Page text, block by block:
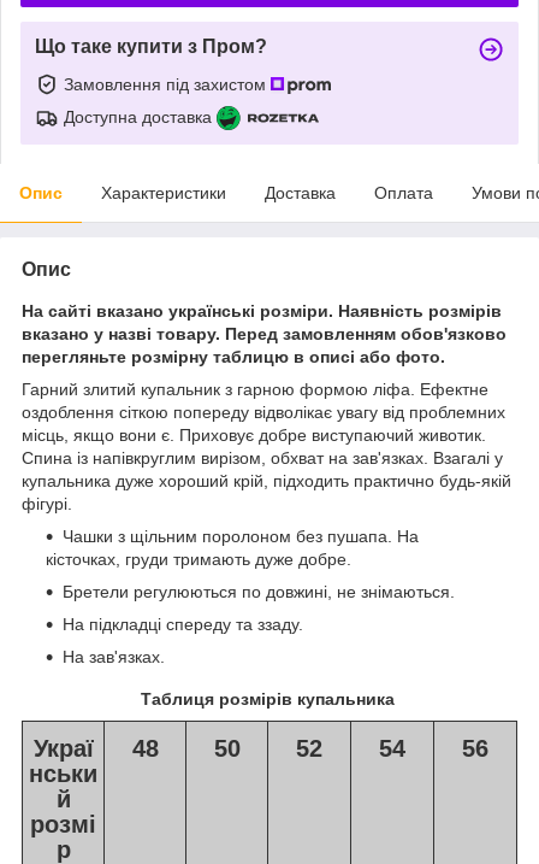
Що таке купити з Пром?
Замовлення під захистом
Доступна доставка
Опис Характеристики Доставка Оплата Умови
Опис
На сайті вказано українські розміри. Наявність розмірів
вказано у назві товару. Перед замовленням обов'язково
перегляньте розмірну таблицю в описі або фото.
Гарний злитий купальник з гарною формою ліфа. Ефектне
оздоблення сіткою попереду відволікає увагу від проблемних
місць, якщо вони є. Приховує добре виступаючий животик.
Спина із напівкруглим вирізом, обхват на зав'язках. Взагалі у
купальника дуже хороший крій, підходить практично будь-якій
фігурі.
Чашки з щільним поролоном без пушапа. На
кісточках, груди тримають дуже добре.
Бретели регулюються по довжині, не знімаються.
На підкладці спереду та ззаду.
На зав'язках.
Таблиця розмірів купальника
Украї
нськи
й
розмі
р
48 50 52 54 56